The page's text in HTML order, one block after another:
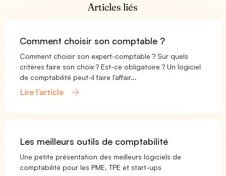
Articles liés
Comment choisir son comptable ?
Comment choisir son expert-comptable ? Sur quels
critères faire son choix ? Est-ce obligatoire ? Un logiciel
de comptabilité peut-il faire l'affair...
Lire l’article
Les meilleurs outils de comptabilité
Une petite présentation des meilleurs logiciels de
comptabilité pour les PME, TPE et start-ups